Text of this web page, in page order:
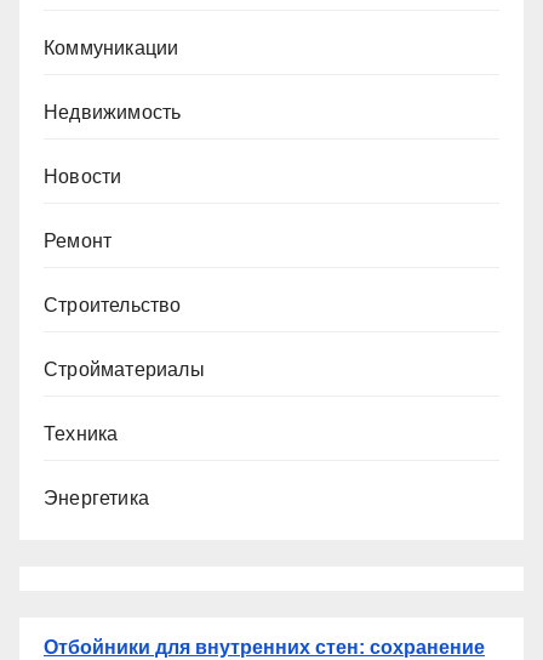
Коммуникации
Недвижимость
Новости
Ремонт
Строительство
Стройматериалы
Техника
Энергетика
Отбойники для внутренних стен: сохранение